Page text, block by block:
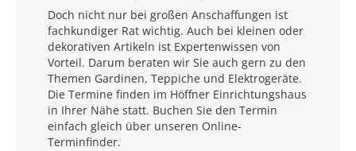
Doch nicht nur bei großen Anschaffungen ist
fachkundiger Rat wichtig. Auch bei kleinen oder
dekorativen Artikeln ist Expertenwissen von
Vorteil. Darum beraten wir Sie auch gern zu den
Themen Gardinen, Teppiche und Elektrogeräte.
Die Termine finden im Höffner Einrichtungshaus
in Ihrer Nähe statt. Buchen Sie den Termin
einfach gleich über unseren Online-
Terminfinder.